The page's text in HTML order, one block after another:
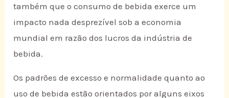
também que o consumo de bebida exerce um
impacto nada desprezível sob a economia
mundial em razão dos lucros da indústria de
bebida.
Os padrões de excesso e normalidade quanto ao
uso de bebida estão orientados por alguns eixos